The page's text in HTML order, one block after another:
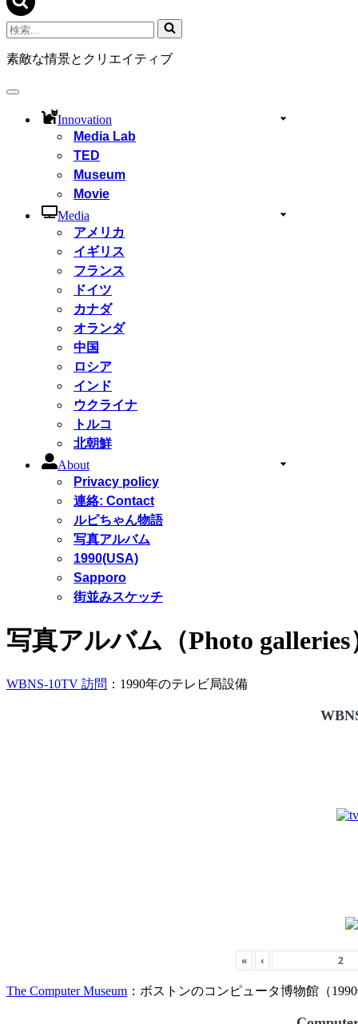
ョ
ン
メ
ニ
ュ
検
索...
素敵な情景とクリエイティブ
ナ
Innovation
Media Lab
TED
Museum
Movie
Media
アメリカ
イギリス
フランス
ドイツ
カナダ
オランダ
中国
ロシア
インド
ウクライナ
トルコ
北朝鮮
About
Privacy policy
連絡: Contact
ルピちゃん物語
写真アルバム
1990(USA)
Sapporo
街並みスケッチ
写真アルバム（Photo galleries
WBNS-10TV 訪問 ：1990年のテレビ局設備
« ‹
The Computer Museum ：ボストンのコンピュータ博物館（